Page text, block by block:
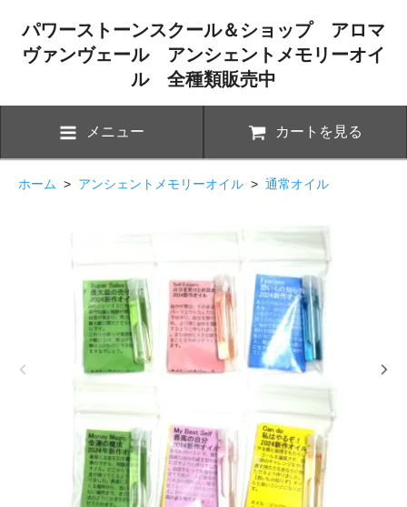
パワーストーンスクール＆ショップ アロマ
ヴァンヴェール アンシェントメモリーオイ
ル 全種類販売中
メニュー カートを見る
ホーム > アンシェントメモリーオイル > 通常オイル